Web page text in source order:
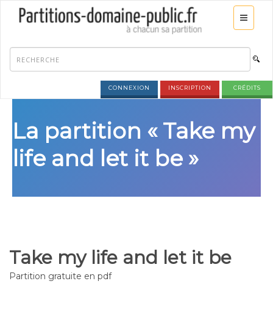
CONNEXION INSCRIPTION CRÉDITS
La partition « Take my
life and let it be »
Take my life and let it be
Partition gratuite en pdf